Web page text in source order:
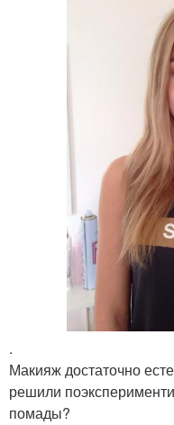
.
Макияж достаточно
решили
помады?